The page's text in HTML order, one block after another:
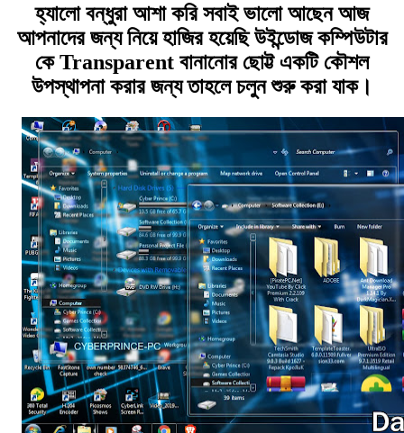
হ্যালো বন্ধুরা আশা করি সবাই ভালো আছেন আজ
আপনাদের জন্য নিয়ে হাজির হয়েছি উইন্ডোজ কম্পিউটার
কে Transparent বানানোর ছোট্ট একটি কৌশল
উপস্থাপনা করার জন্য তাহলে চলুন শুরু করা যাক।